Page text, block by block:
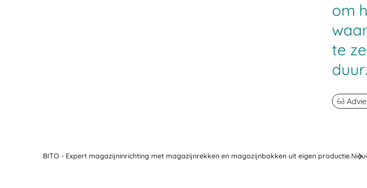
om
te
BITO - Expert magazijninrichting met magazijnrekken en magazijnbakken uit eigen productie.